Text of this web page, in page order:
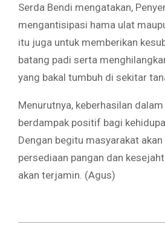
Serda Bendi mengatakan,
mengantisipasi hama ulat
itu juga untuk memberikan
batang padi serta
yang bakal tumbuh di sekitar
Menurutnya, keberhasilan
berdampak positif bagi
Dengan begitu masyarakat
persediaan pangan dan
akan terjamin. (Agus)